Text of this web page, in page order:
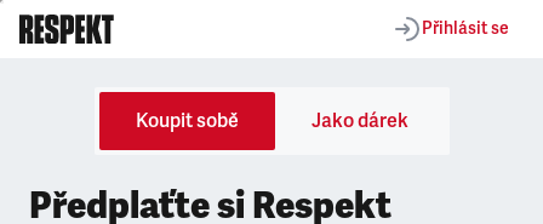
Přihlásit se
Koupit sobě Jako dárek
Předplaťte si Respekt